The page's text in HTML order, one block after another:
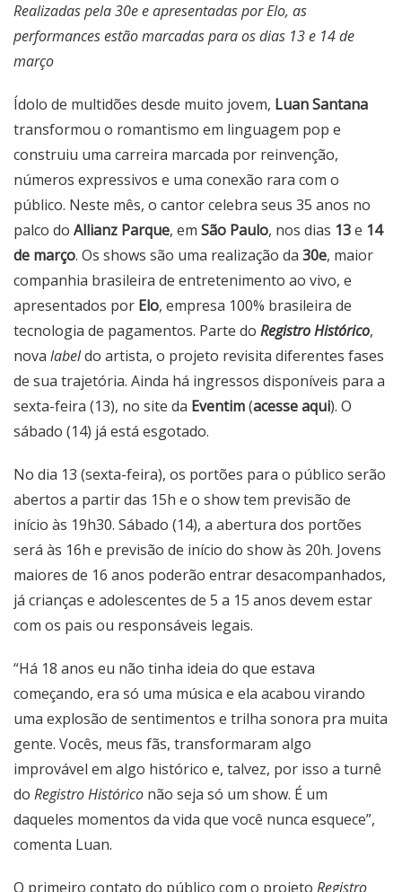
Realizadas pela 30e e apresentadas por Elo, as
performances estão marcadas para os dias 13 e 14 de
março
Ídolo de multidões desde muito jovem, Luan Santana
transformou o romantismo em linguagem pop e
construiu uma carreira marcada por reinvenção,
números expressivos e uma conexão rara com o
público. Neste mês, o cantor celebra seus 35 anos no
palco do Allianz Parque, em São Paulo, nos dias 13e 14
de março. Os shows são uma realização da 30e, maior
companhia brasileira de entretenimento ao vivo, e
apresentados por Elo, empresa 100% brasileira de
tecnologia de pagamentos. Parte do Registro Histórico,
nova labeldo artista, o projeto revisita diferentes fases
de sua trajetória. Ainda há ingressos disponíveis para a
sexta-feira (13), no site da Eventim(acesse aqui). O
sábado (14) já está esgotado.
No dia 13 (sexta-feira), os portões para o público serão
abertos a partir das 15h e o show tem previsão de
início às 19h30. Sábado (14), a abertura dos portões
será às 16h e previsão de início do show às 20h. Jovens
maiores de 16 anos poderão entrar desacompanhados,
já crianças e adolescentes de 5 a 15 anos devem estar
com os pais ou responsáveis legais.
“Há 18 anos eu não tinha ideia do que estava
começando, era só uma música e ela acabou virando
uma explosão de sentimentos e trilha sonora pra muita
gente. Vocês, meus fãs, transformaram algo
improvável em algo histórico e, talvez, por isso a turnê
do Registro Histórico não seja só um show. É um
daqueles momentos da vida que você nunca esquece”,
comenta Luan.
O primeiro contato do público com o projeto Registro